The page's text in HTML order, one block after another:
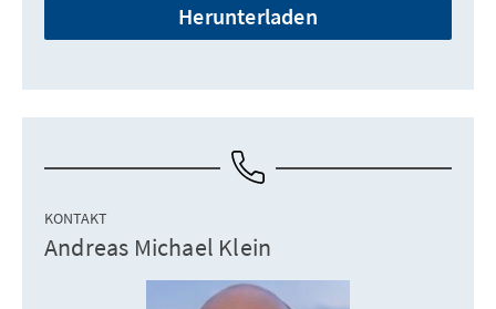
Herunterladen
KONTAKT
Andreas Michael Klein